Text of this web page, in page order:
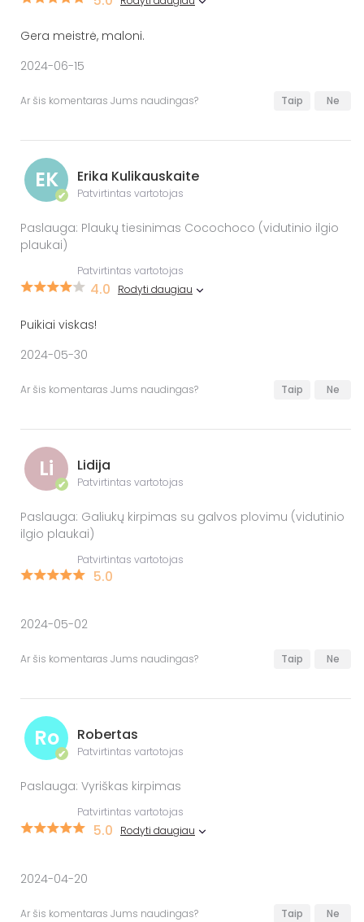
Gera meistrė, maloni.
2024-06-15
Ar šis komentaras Jums naudingas? Taip Ne
EK
✔
Erika Kulikauskaite
Patvirtintas vartotojas
Paslauga: Plaukų tiesinimas Cocochoco (vidutinio ilgio
plaukai)
Patvirtintas vartotojas
4.0 Rodyti daugiau
Puikiai viskas!
2024-05-30
Ar šis komentaras Jums naudingas? Taip Ne
Li
✔
Lidija
Patvirtintas vartotojas
Paslauga: Galiukų kirpimas su galvos plovimu (vidutinio
ilgio plaukai)
Patvirtintas vartotojas
5.0
2024-05-02
Ar šis komentaras Jums naudingas? Taip Ne
Ro
✔
Robertas
Patvirtintas vartotojas
Paslauga: Vyriškas kirpimas
Patvirtintas vartotojas
5.0 Rodyti daugiau
2024-04-20
Ar šis komentaras Jums naudingas? Taip Ne